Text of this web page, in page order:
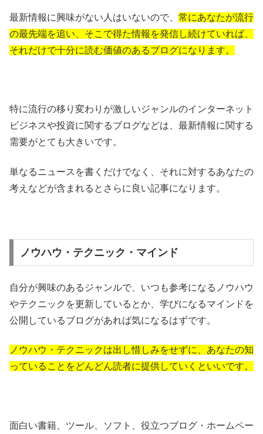
最新情報に興味がない人はいないので、 常にあなたが流行
の最先端を追い、そこで得た情報を発信し続けていれば、
それだけで十分に読む価値のあるブログになります。
特に流行の移り変わりが激しいジャンルのインターネット
ビジネスや投資に関するブログなどは、最新情報に関する
需要がとても大きいです。
単なるニュースを書くだけでなく、それに対するあなたの
考えなどが含まれるとさらに良い記事になります。
ノウハウ・テクニック・マインド
自分が興味のあるジャンルで、いつも参考になるノウハウ
やテクニックを更新しているとか、学びになるマインドを
公開しているブログがあれば気になるはずです。
ノウハウ・テクニックは出し惜しみをせずに、あなたの知
っていることをどんどん読者に提供していくといいです。
面白い書籍、ツール、ソフト、役立つブログ・ホームペー